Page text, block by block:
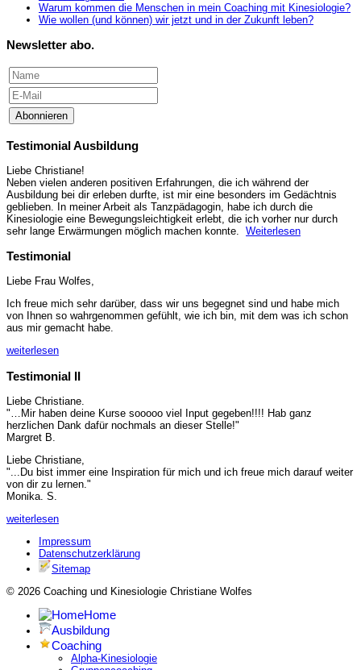
Warum kommen die Menschen in mein Coaching mit Kinesiologie?
Wie wollen (und können) wir jetzt und in der Zukunft leben?
Newsletter abo.
Abonnieren
Testimonial Ausbildung
Liebe Christiane!
Neben vielen anderen positiven Erfahrungen, die ich während der
Ausbildung bei dir erleben durfte, ist mir eine besonders im Gedächtnis
geblieben. In meiner Arbeit als Tanzpädagogin, habe ich durch die
Kinesiologie eine Bewegungsleichtigkeit erlebt, die ich vorher nur durch
sehr lange Erwärmungen möglich machen konnte. Weiterlesen
Testimonial
Liebe Frau Wolfes,
Ich freue mich sehr darüber, dass wir uns begegnet sind und habe mich
von Ihnen so wahrgenommen gefühlt, wie ich bin, mit dem was ich schon
aus mir gemacht habe.
weiterlesen
Testimonial II
Liebe Christiane.
"…Mir haben deine Kurse sooooo viel Input gegeben!!!! Hab ganz
herzlichen Dank dafür nochmals an dieser Stelle!"
Margret B.
Liebe Christiane,
"...Du bist immer eine Inspiration für mich und ich freue mich darauf weiter
von dir zu lernen."
Monika. S.
weiterlesen
Impressum
Datenschutzerklärung
Sitemap
© 2026 Coaching und Kinesiologie Christiane Wolfes
Home
Ausbildung
Coaching
Alpha-Kinesiologie